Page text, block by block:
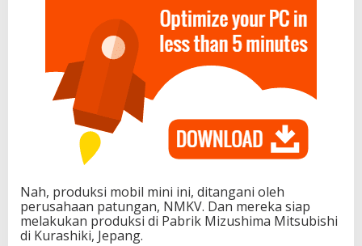
Nah, produksi mobil mini ini, ditangani oleh
perusahaan patungan, NMKV. Dan mereka siap
melakukan produksi di Pabrik Mizushima Mitsubishi
di Kurashiki, Jepang.